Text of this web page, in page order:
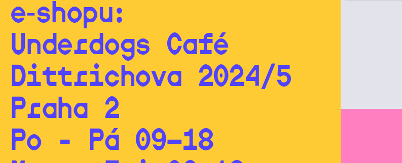
e‑shopu:
Underdogs Café
Dittrichova 2024/5
Praha 2
Po - Pá 09—18